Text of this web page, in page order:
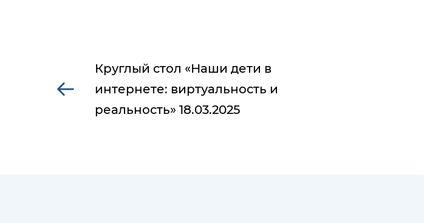
Круглый стол «Наши дети в
интернете: виртуальность и
реальность» 18.03.2025